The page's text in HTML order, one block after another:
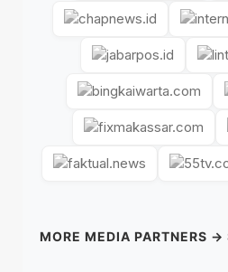
MORE MEDIA PARTNERS →